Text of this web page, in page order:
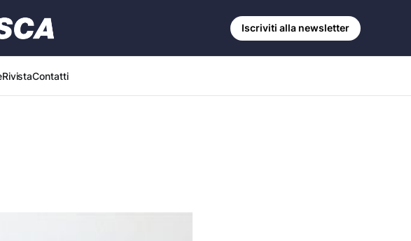
RivistaContatti
Iscriviti alla newsletter